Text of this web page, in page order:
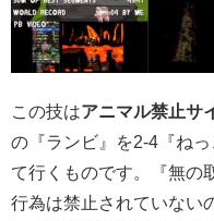
この技はアニマル禁止サ
の『ランビ』を2-4『ね
て行くものです。『無の
行為は禁止されていない